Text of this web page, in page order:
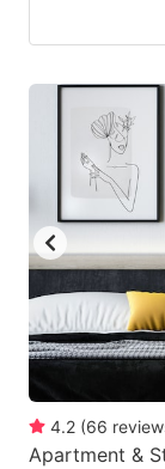
4.2 (66
Apartment &